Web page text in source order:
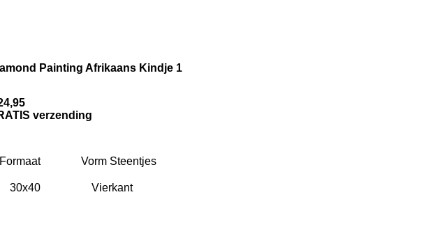
Painting Afrikaans Kindje 1
verzending
Formaat Vorm Steentjes